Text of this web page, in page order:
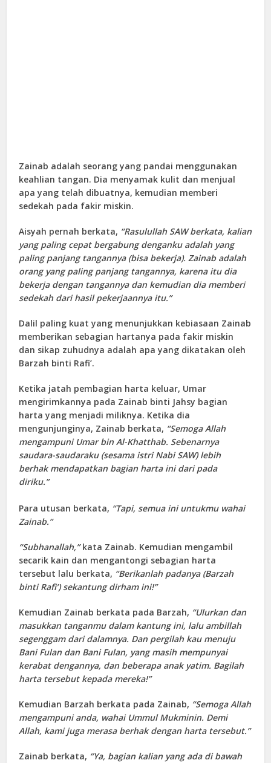
Zainab adalah seorang yang pandai menggunakan
keahlian tangan. Dia menyamak kulit dan menjual
apa yang telah dibuatnya, kemudian memberi
sedekah pada fakir miskin.
Aisyah pernah berkata, “Rasulullah SAW berkata, kalian
yang paling cepat bergabung denganku adalah yang
paling panjang tangannya (bisa bekerja). Zainab adalah
orang yang paling panjang tangannya, karena itu dia
bekerja dengan tangannya dan kemudian dia memberi
sedekah dari hasil pekerjaannya itu.”
Dalil paling kuat yang menunjukkan kebiasaan Zainab
memberikan sebagian hartanya pada fakir miskin
dan sikap zuhudnya adalah apa yang dikatakan oleh
Barzah binti Rafi’.
Ketika jatah pembagian harta keluar, Umar
mengirimkannya pada Zainab binti Jahsy bagian
harta yang menjadi miliknya. Ketika dia
mengunjunginya, Zainab berkata, “Semoga Allah
mengampuni Umar bin Al-Khatthab. Sebenarnya
saudara-saudaraku (sesama istri Nabi SAW) lebih
berhak mendapatkan bagian harta ini dari pada
diriku.”
Para utusan berkata, “Tapi, semua ini untukmu wahai
Zainab.”
“Subhanallah,”kata Zainab. Kemudian mengambil
secarik kain dan mengantongi sebagian harta
tersebut lalu berkata, “Berikanlah padanya (Barzah
binti Rafi’) sekantung dirham ini!”
Kemudian Zainab berkata pada Barzah, “Ulurkan dan
masukkan tanganmu dalam kantung ini, lalu ambillah
segenggam dari dalamnya. Dan pergilah kau menuju
Bani Fulan dan Bani Fulan, yang masih mempunyai
kerabat dengannya, dan beberapa anak yatim. Bagilah
harta tersebut kepada mereka!”
Kemudian Barzah berkata pada Zainab, “Semoga Allah
mengampuni anda, wahai Ummul Mukminin. Demi
Allah, kami juga merasa berhak dengan harta tersebut.”
Zainab berkata, “Ya, bagian kalian yang ada di bawah